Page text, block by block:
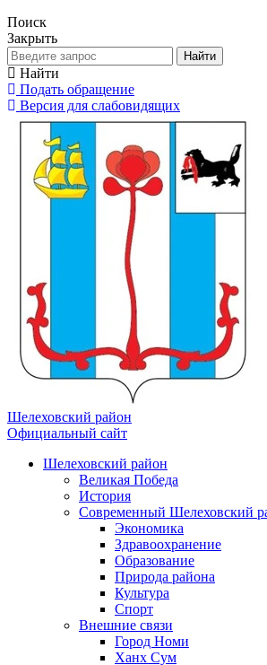
Поиск
Закрыть
Найти
Найти
Подать обращение
Версия для слабовидящих
Шелеховский район
Официальный сайт
Шелеховский район
Великая Победа
История
Современный Шелеховский
Экономика
Здравоохранение
Образование
Природа района
Культура
Спорт
Внешние связи
Город Номи
Ханх Сум